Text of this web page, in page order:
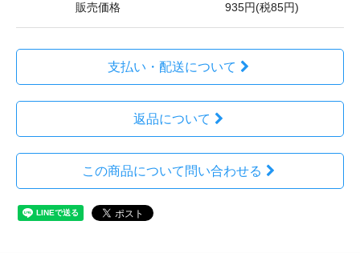
販売価格 935円(税85円)
支払い・配送について
返品について
この商品について問い合わせる